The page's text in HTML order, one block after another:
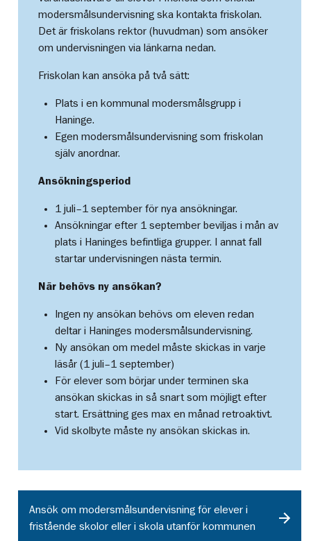
modersmålsundervisning ska kontakta friskolan.
Det är friskolans rektor (huvudman) som ansöker
om undervisningen via länkarna nedan.
Friskolan kan ansöka på två sätt:
Plats i en kommunal modersmålsgrupp i
Haninge.
Egen modersmålsundervisning som friskolan
själv anordnar.
Ansökningsperiod
1 juli–1 september för nya ansökningar.
Ansökningar efter 1 september beviljas i mån av
plats i Haninges befintliga grupper. I annat fall
startar undervisningen nästa termin.
När behövs ny ansökan?
Ingen ny ansökan behövs om eleven redan
deltar i Haninges modersmålsundervisning.
Ny ansökan om medel måste skickas in varje
läsår (1 juli–1 september)
För elever som börjar under terminen ska
ansökan skickas in så snart som möjligt efter
start. Ersättning ges max en månad retroaktivt.
Vid skolbyte måste ny ansökan skickas in.
Ansök om modersmålsundervisning för elever i
fristående skolor eller i skola utanför kommunen